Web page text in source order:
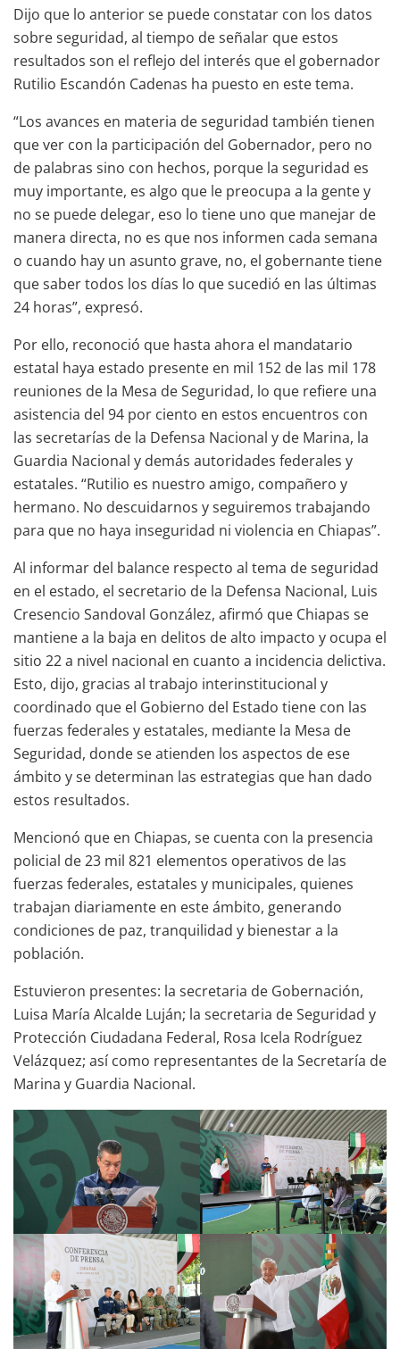
Dijo que lo anterior se puede constatar con los datos
sobre seguridad, al tiempo de señalar que estos
resultados son el reflejo del interés que el gobernador
Rutilio Escandón Cadenas ha puesto en este tema.
“Los avances en materia de seguridad también tienen
que ver con la participación del Gobernador, pero no
de palabras sino con hechos, porque la seguridad es
muy importante, es algo que le preocupa a la gente y
no se puede delegar, eso lo tiene uno que manejar de
manera directa, no es que nos informen cada semana
o cuando hay un asunto grave, no, el gobernante tiene
que saber todos los días lo que sucedió en las últimas
24 horas”, expresó.
Por ello, reconoció que hasta ahora el mandatario
estatal haya estado presente en mil 152 de las mil 178
reuniones de la Mesa de Seguridad, lo que refiere una
asistencia del 94 por ciento en estos encuentros con
las secretarías de la Defensa Nacional y de Marina, la
Guardia Nacional y demás autoridades federales y
estatales. “Rutilio es nuestro amigo, compañero y
hermano. No descuidarnos y seguiremos trabajando
para que no haya inseguridad ni violencia en Chiapas”.
Al informar del balance respecto al tema de seguridad
en el estado, el secretario de la Defensa Nacional, Luis
Cresencio Sandoval González, afirmó que Chiapas se
mantiene a la baja en delitos de alto impacto y ocupa el
sitio 22 a nivel nacional en cuanto a incidencia delictiva.
Esto, dijo, gracias al trabajo interinstitucional y
coordinado que el Gobierno del Estado tiene con las
fuerzas federales y estatales, mediante la Mesa de
Seguridad, donde se atienden los aspectos de ese
ámbito y se determinan las estrategias que han dado
estos resultados.
Mencionó que en Chiapas, se cuenta con la presencia
policial de 23 mil 821 elementos operativos de las
fuerzas federales, estatales y municipales, quienes
trabajan diariamente en este ámbito, generando
condiciones de paz, tranquilidad y bienestar a la
población.
Estuvieron presentes: la secretaria de Gobernación,
Luisa María Alcalde Luján; la secretaria de Seguridad y
Protección Ciudadana Federal, Rosa Icela Rodríguez
Velázquez; así como representantes de la Secretaría de
Marina y Guardia Nacional.